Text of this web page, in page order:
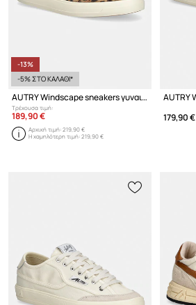
-13%
-5% ΣΤΟ ΚΑΛΑΘΙ*
AUTRY Windscape sneakers γυναικεία σουέτ
Τρέχουσα τιμή:
189,90 €
Αρχική τιμή:219,90 €
Η χαμηλότερη τιμή:219,90 €
179,90 €